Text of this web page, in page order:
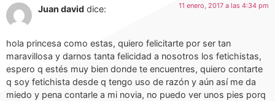
Juan david dice: 11 enero, 2017 a las 4:34 pm
hola princesa como estas, quiero felicitarte por ser tan
maravillosa y darnos tanta felicidad a nosotros los fetichistas,
espero q estés muy bien donde te encuentres, quiero contarte
q soy fetichista desde q tengo uso de razón y aún así me da
miedo y pena contarle a mi novia, no puedo ver unos pies porq